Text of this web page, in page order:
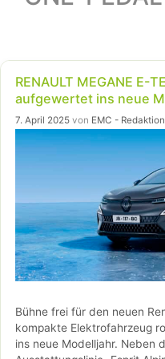
RENAULT MEGANE E-
aufgewertet ins neue
7. April 2025 von EMC -
Bühne frei für den neuen
kompakte Elektrofahrzeug
ins neue Modelljahr. Neben